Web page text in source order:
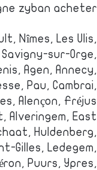
zyban acheter
Nîmes, Les Ulis,
sur-Orge,
Agen, Annecy,
Pau, Cambrai,
Alençon, Fréjus.
Alveringem, East
Huldenberg,
Gilles, Ledegem,
Puurs, Ypres,